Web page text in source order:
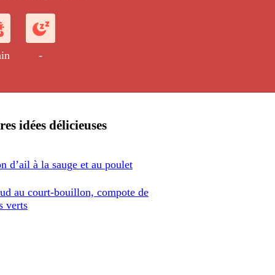
-
idées délicieuses
d’ail à la sauge et au poulet
au court-bouillon, compote de
verts